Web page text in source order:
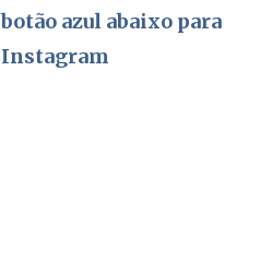
azul abaixo para